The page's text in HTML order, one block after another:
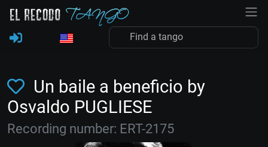
Un baile a beneficio by
Osvaldo PUGLIESE
Recording number: ERT-2175